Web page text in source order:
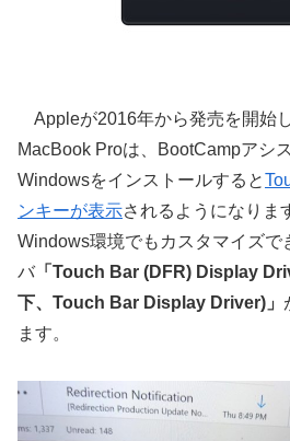
Appleが2016年から発売を開始
MacBook Proは、BootCampアシ
Windowsをインストールすると
ンキーが表示されるようになりま
Windows環境でもカスタマイズで
バ「Touch Bar (DFR) Display
下、Touch Bar Display Driver)」
ます。